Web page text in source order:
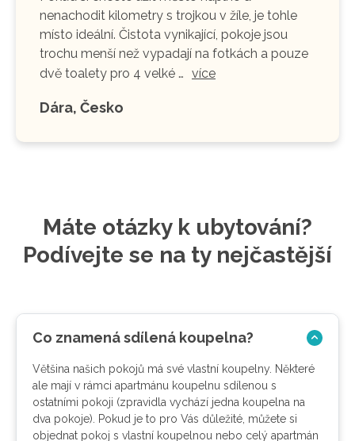
nenachodit kilometry s trojkou v žíle, je tohle
místo ideální. Čistota vynikající, pokoje jsou
trochu menší než vypadají na fotkách a pouze
dvě toalety pro 4 velké … více
Dára, Česko
Máte otázky k ubytování?
Podívejte se na ty nejčastější
Co znamená sdílená koupelna?
Většina našich pokojů má své vlastní koupelny. Některé
ale mají v rámci apartmánu koupelnu sdílenou s
ostatními pokoji (zpravidla vychází jedna koupelna na
dva pokoje). Pokud je to pro Vás důležité, můžete si
objednat pokoj s vlastní koupelnou nebo celý apartmán